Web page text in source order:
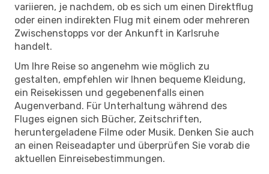
variieren, je nachdem, ob es sich um einen Direktflug
oder einen indirekten Flug mit einem oder mehreren
Zwischenstopps vor der Ankunft in Karlsruhe
handelt.
Um Ihre Reise so angenehm wie möglich zu
gestalten, empfehlen wir Ihnen bequeme Kleidung,
ein Reisekissen und gegebenenfalls einen
Augenverband. Für Unterhaltung während des
Fluges eignen sich Bücher, Zeitschriften,
heruntergeladene Filme oder Musik. Denken Sie auch
an einen Reiseadapter und überprüfen Sie vorab die
aktuellen Einreisebestimmungen.